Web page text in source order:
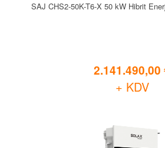
SAJ CHS2-50K-T6-X 50 kW Hibrit
2.141.490,00
+ KDV